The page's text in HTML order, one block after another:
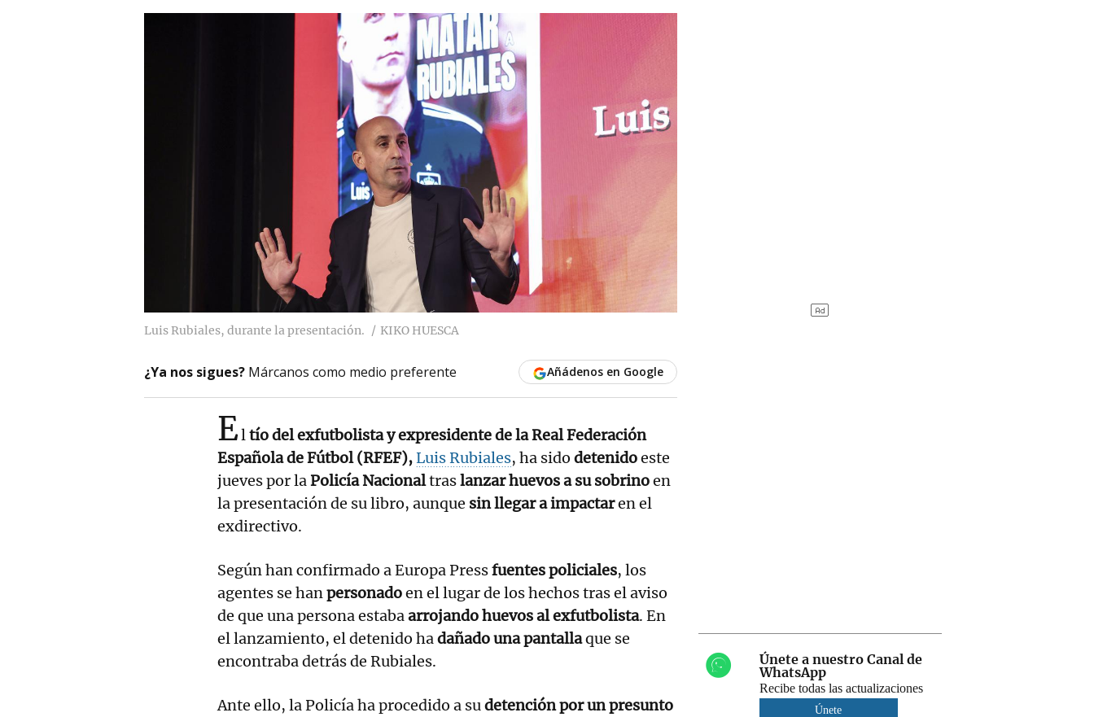
Luis Rubiales, durante la presentación. KIKO HUESCA
¿Ya nos sigues? Márcanos como medio preferente Añádenos en Google
Eltío del exfutbolista y expresidente de la Real Federación
Española de Fútbol (RFEF),Luis Rubiales, ha sido detenidoeste
jueves por laPolicía Nacionaltraslanzar huevos a su sobrinoen
la presentación de su libro, aunque sin llegar a impactaren el
exdirectivo.
Según han confirmado a Europa Pressfuentes policiales, los
agentes se hanpersonadoen el lugar de los hechos tras el aviso
de que una persona estabaarrojando huevos al exfutbolista. En
el lanzamiento, el detenido hadañado una pantallaque se
encontraba detrás de Rubiales.
Ante ello, la Policía ha procedido a sudetención por un presunto
Únete a nuestro Canal de
WhatsApp
Recibe todas las actualizaciones
Únete